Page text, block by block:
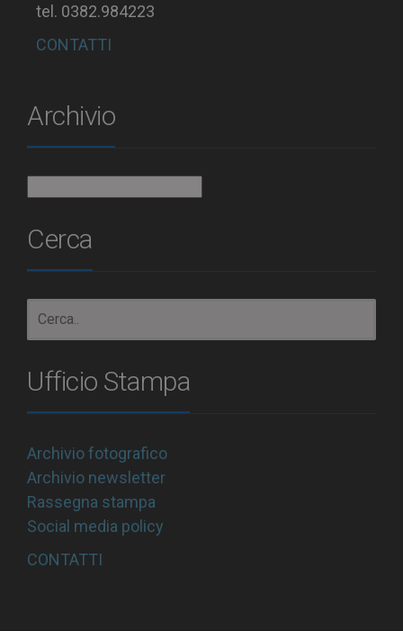
tel. 0382.984223
CONTATTI
Archivio
Cerca
Ufficio Stampa
Archivio fotografico
Archivio newsletter
Rassegna stampa
Social media policy
CONTATTI